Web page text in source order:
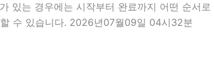
있는 경우에는 시작부터 완료까지 어떤 순서
수 있습니다. 2026년07월09일 04시32분